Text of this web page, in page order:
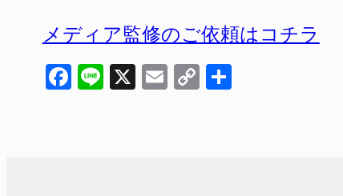
メディア監修のご依頼はコチラ
Facebook
Line
X Email
Copy
共